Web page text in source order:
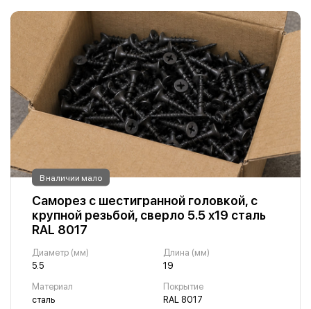
В наличии мало
Саморез с шестигранной головкой, с
крупной резьбой, сверло 5.5 х19 сталь
RAL 8017
Диаметр (мм)
5.5
Длина (мм)
19
Материал
сталь
Покрытие
RAL 8017